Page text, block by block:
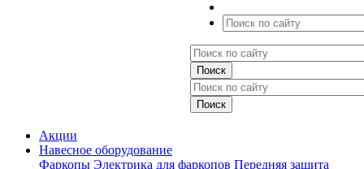
Акции
Навесное оборудование
Фаркопы Электрика для фаркопов Передняя защита